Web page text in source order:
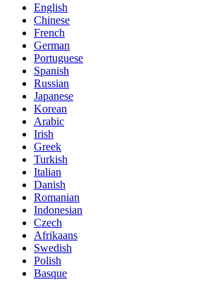
English
Chinese
French
German
Portuguese
Spanish
Russian
Japanese
Korean
Arabic
Irish
Greek
Turkish
Italian
Danish
Romanian
Indonesian
Czech
Afrikaans
Swedish
Polish
Basque